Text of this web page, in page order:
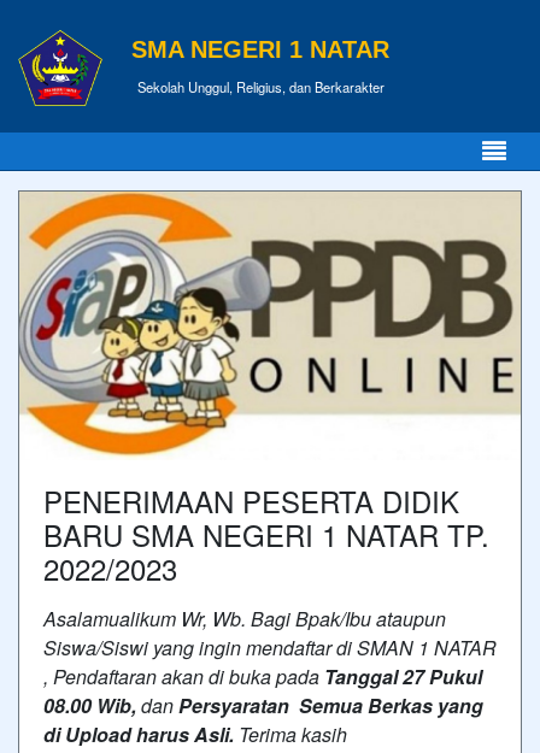
SMA NEGERI 1 NATAR
Sekolah Unggul, Religius, dan Berkarakter
PENERIMAAN PESERTA DIDIK
BARU SMA NEGERI 1 NATAR TP.
2022/2023
Asalamualikum Wr, Wb. Bagi Bpak/Ibu ataupun
Siswa/Siswi yang ingin mendaftar di SMAN 1 NATAR
, Pendaftaran akan di buka pada Tanggal 27 Pukul
08.00 Wib, danPersyaratan Semua Berkas yang
di Upload harus Asli. Terima kasih